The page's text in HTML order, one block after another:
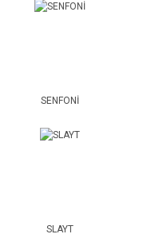
SENFONİ
SLAYT